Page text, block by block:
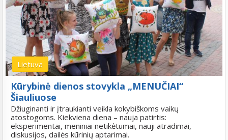
Lietuva
Kūrybinė dienos stovykla „MENUČIAI“
Šiauliuose
Džiuginanti ir įtraukianti veikla kokybiškoms vaikų
atostogoms. Kiekviena diena – nauja patirtis:
eksperimentai, meniniai netikėtumai, nauji atradimai,
diskusijos, dailės kūrinių aptarimai.